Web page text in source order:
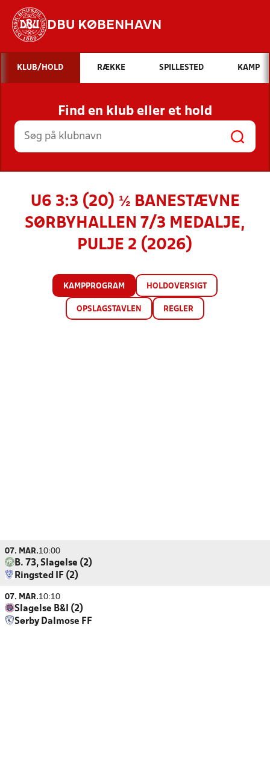
DBU KØBENHAVN
Hvad vil du søge efter?
INDHOLD OG NYHEDER
STILLINGER, RESULTATER, KLUBBER OG
HOLD
KLUB/HOLD RÆKKE SPILLESTED KAMP
Find en klub eller et hold
U6 3:3 (20) ½ BANESTÆVNE
SØRBYHALLEN 7/3 MEDALJE,
PULJE 2 (2026)
KAMPPROGRAM HOLDOVERSIGT
OPSLAGSTAVLEN REGLER
07. MAR.10:00
B. 73, Slagelse (2)
Ringsted IF (2)
07. MAR.10:10
Slagelse B&I (2)
Sørby Dalmose FF